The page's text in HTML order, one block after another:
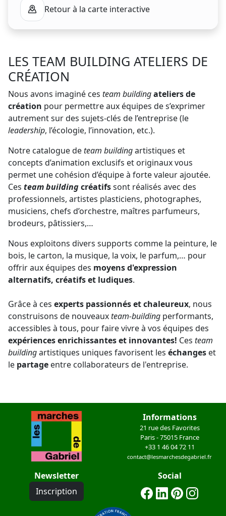
Retour à la carte interactive
LES TEAM BUILDING ATELIERS DE
CRÉATION
Nous avons imaginé ces team buildingateliers de
création pour permettre aux équipes de s’exprimer
autrement sur des sujets-clés de l’entreprise (le
leadership, l’écologie, l’innovation, etc.).
Notre catalogue deteam buildingartistiques et
concepts d’animation exclusifs et originaux vous
permet une cohésion d’équipe à forte valeur ajoutée.
Ces team buildingcréatifssont réalisés avec des
professionnels, artistes plasticiens, photographes,
musiciens, chefs d’orchestre, maîtres parfumeurs,
brodeurs, pâtissiers,…
Nous exploitons divers supports comme la peinture, le
bois, le carton, la musique, la voix, le parfum,… pour
offrir aux équipes des moyens d'expression
alternatifs, créatifs et ludiques.
Grâce à ces experts passionnés et chaleureux, nous
construisons de nouveauxteam-building performants,
accessibles à tous, pour faire vivre à vos équipes des
expériences enrichissantes et innovantes! Ces team
buildingartistiques uniques favorisent les échanges et
le partage entre collaborateurs de l'entreprise.
Informations
21 rue des Favorites
Paris - 75015 France
+33 1 46 04 72 11
contact@lesmarchesdegabriel.fr
Newsletter
Inscription
Social